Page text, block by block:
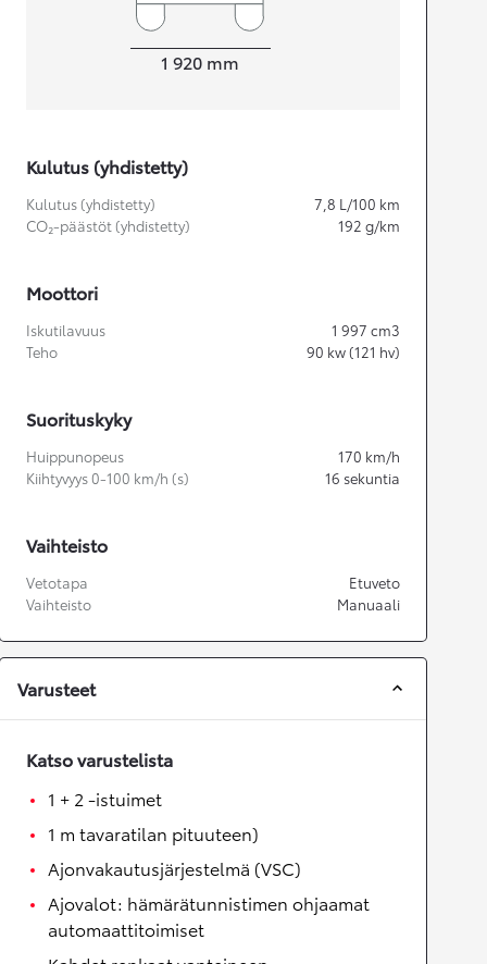
Leveys
1 920 mm
Kulutus (yhdistetty)
Kulutus (yhdistetty) 7,8 L/100 km
CO₂-päästöt (yhdistetty)
192 g/km
Moottori
Iskutilavuus 1 997 cm3
Teho
90 kw (121 hv)
Suorituskyky
Huippunopeus 170 km/h
Kiihtyvyys 0-100 km/h (s)
16 sekuntia
Vaihteisto
Vetotapa
Etuveto
Vaihteisto
Manuaali
Varusteet
Katso varustelista
1 + 2 -istuimet
1 m tavaratilan pituuteen)
Ajonvakautusjärjestelmä (VSC)
Ajovalot: hämärätunnistimen ohjaamat
automaattitoimiset